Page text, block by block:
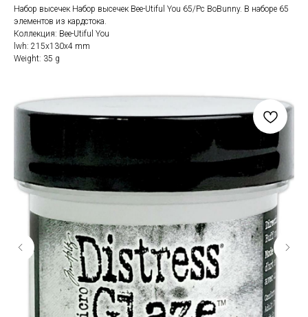
Набор высечек Набор высечек Bee-Utiful You 65/Pc BoBunny. В наборе 65
элементов из кардстока.
Коллекция: Bee-Utiful You
lwh: 215x130x4 mm
Weight: 35 g